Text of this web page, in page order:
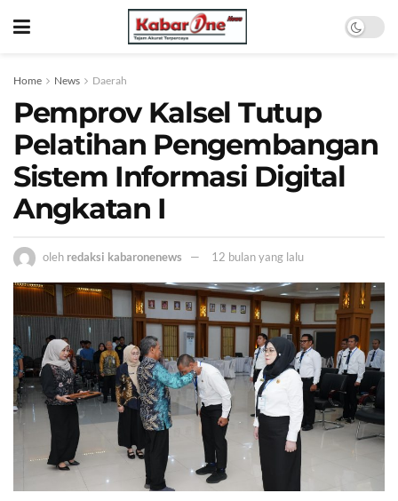
Home News Daerah
Pemprov Kalsel Tutup
Pelatihan Pengembangan
Sistem Informasi Digital
Angkatan I
oleh redaksi kabaronenews 12 bulan yang lalu